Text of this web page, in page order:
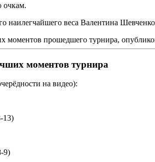
очкам.
наилегчайшего веса Валентина
прошедшего турнира,
моментов турнира
на видео):
13)
9)